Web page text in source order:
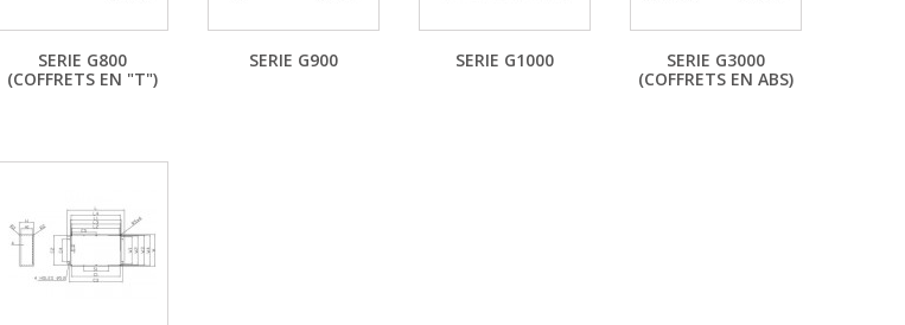
SERIE G800
(COFFRETS EN "T")
SERIE G900 SERIE G1000
SERIE G3000
(COFFRETS EN ABS)